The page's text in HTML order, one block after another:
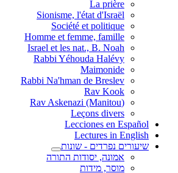
La prière
Sionisme, l'état d'Israël
Société et politique
Homme et femme, famille
Israel et les nat., B. Noah
Rabbi Yéhouda Halévy
Maimonide
Rabbi Na'hman de Breslev
Rav Kook
(Rav Askenazi (Manitou
Leçons divers
Lecciones en Español
Lectures in English
שיעורים נפרדים - שונות
אמונה, יסודות התורה
מוסר, מידות